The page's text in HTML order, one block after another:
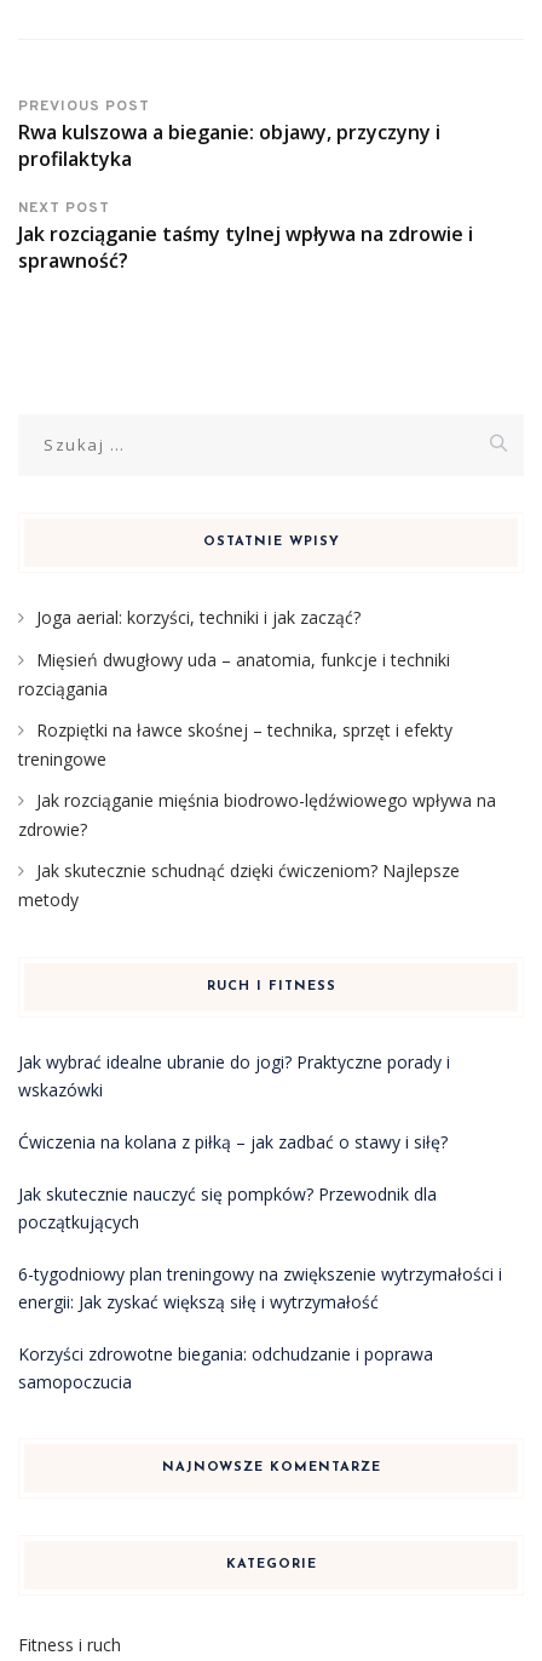
PREVIOUS POST
Rwa kulszowa a bieganie: objawy, przyczyny i
profilaktyka
NEXT POST
Jak rozciąganie taśmy tylnej wpływa na zdrowie i
sprawność?
OSTATNIE WPISY
Joga aerial: korzyści, techniki i jak zacząć?
Mięsień dwugłowy uda – anatomia, funkcje i techniki
rozciągania
Rozpiętki na ławce skośnej – technika, sprzęt i efekty
treningowe
Jak rozciąganie mięśnia biodrowo-lędźwiowego wpływa na
zdrowie?
Jak skutecznie schudnąć dzięki ćwiczeniom? Najlepsze
metody
RUCH I FITNESS
Jak wybrać idealne ubranie do jogi? Praktyczne porady i
wskazówki
Ćwiczenia na kolana z piłką – jak zadbać o stawy i siłę?
Jak skutecznie nauczyć się pompków? Przewodnik dla
początkujących
6-tygodniowy plan treningowy na zwiększenie wytrzymałości i
energii: Jak zyskać większą siłę i wytrzymałość
Korzyści zdrowotne biegania: odchudzanie i poprawa
samopoczucia
NAJNOWSZE KOMENTARZE
KATEGORIE
Fitness i ruch